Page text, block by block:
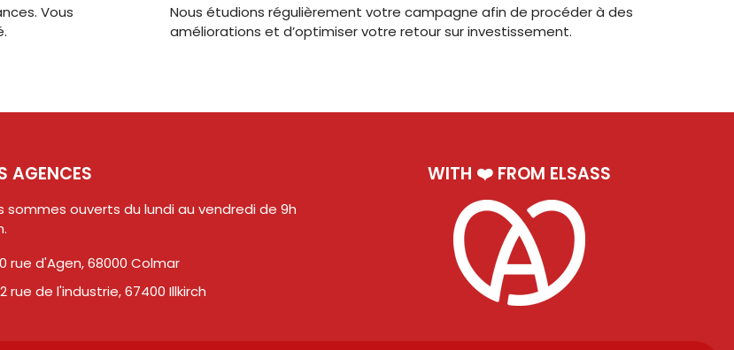
Vous
Nous étudions régulièrement votre campagne afin de procéder à des
améliorations et d’optimiser votre retour sur investissement.
AGENCES
sommes ouverts du lundi au vendredi de 9h
rue d'Agen, 68000 Colmar
rue de l'industrie, 67400 Illkirch
WITH ❤️ FROM ELSASS